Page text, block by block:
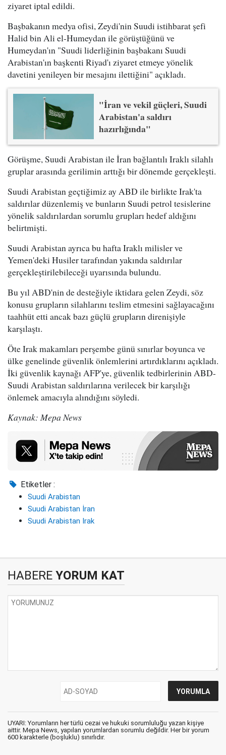
ziyaret iptal edildi.
Başbakanın medya ofisi, Zeydi'nin Suudi istihbarat şefi
Halid bin Ali el-Humeydan ile görüştüğünü ve
Humeydan'ın "Suudi liderliğinin başbakanı Suudi
Arabistan'ın başkenti Riyad'ı ziyaret etmeye yönelik
davetini yenileyen bir mesajını ilettiğini" açıkladı.
"İran ve vekil güçleri, Suudi
Arabistan'a saldırı
hazırlığında"
Görüşme, Suudi Arabistan ile İran bağlantılı Iraklı silahlı
gruplar arasında gerilimin arttığı bir dönemde gerçekleşti.
Suudi Arabistan geçtiğimiz ay ABD ile birlikte Irak'ta
saldırılar düzenlemiş ve bunların Suudi petrol tesislerine
yönelik saldırılardan sorumlu grupları hedef aldığını
belirtmişti.
Suudi Arabistan ayrıca bu hafta Iraklı milisler ve
Yemen'deki Husiler tarafından yakında saldırılar
gerçekleştirilebileceği uyarısında bulundu.
Bu yıl ABD'nin de desteğiyle iktidara gelen Zeydi, söz
konusu grupların silahlarını teslim etmesini sağlayacağını
taahhüt etti ancak bazı güçlü grupların direnişiyle
karşılaştı.
Öte Irak makamları perşembe günü sınırlar boyunca ve
ülke genelinde güvenlik önlemlerini artırdıklarını açıkladı.
İki güvenlik kaynağı AFP'ye, güvenlik tedbirlerinin ABD-
Suudi Arabistan saldırılarına verilecek bir karşılığı
önlemek amacıyla alındığını söyledi.
Kaynak: Mepa News
Etiketler :
Suudi Arabistan
Suudi Arabistan İran
Suudi Arabistan Irak
HABERE YORUM KAT
UYARI: Yorumların her türlü cezai ve hukuki sorumluluğu yazan kişiye
aittir. Mepa News, yapılan yorumlardan sorumlu değildir. Her bir yorum
600 karakterle (boşluklu) sınırlıdır.